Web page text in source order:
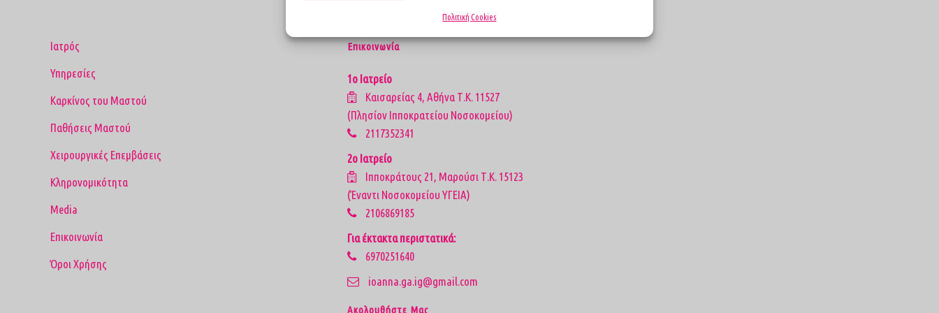
Πολιτική Cookies
Ιατρός
Υπηρεσίες
Καρκίνος του Μαστού
Παθήσεις Μαστού
Χειρουργικές Επεμβάσεις
Κληρονομικότητα
Media
Επικοινωνία
Όροι Χρήσης
Επικοινωνία
1ο Ιατρείο
Καισαρείας 4, Αθήνα Τ.Κ. 11527
(Πλησίον Ιπποκρατείου Νοσοκομείου)
2117352341
2ο Ιατρείο
Ιπποκράτους 21, Μαρούσι Τ.Κ. 15123
(Έναντι Νοσοκομείου ΥΓΕΙΑ)
2106869185
Για έκτακτα περιστατικά:
6970251640
ioanna.ga.ig@gmail.com
Aκολουθήστε Μας